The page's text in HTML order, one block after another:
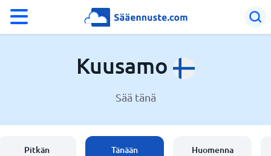
Kuusamo
Sää tänä
Pitkän Tänään Huomenna